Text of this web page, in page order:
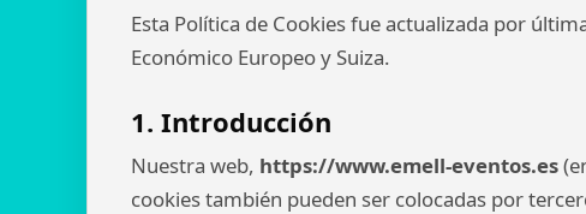
Esta Política de Cookies fue actualizada por
Económico Europeo y Suiza.
1. Introducción
Nuestra web, https://www.emell-eventos.es
cookies también pueden ser colocadas por